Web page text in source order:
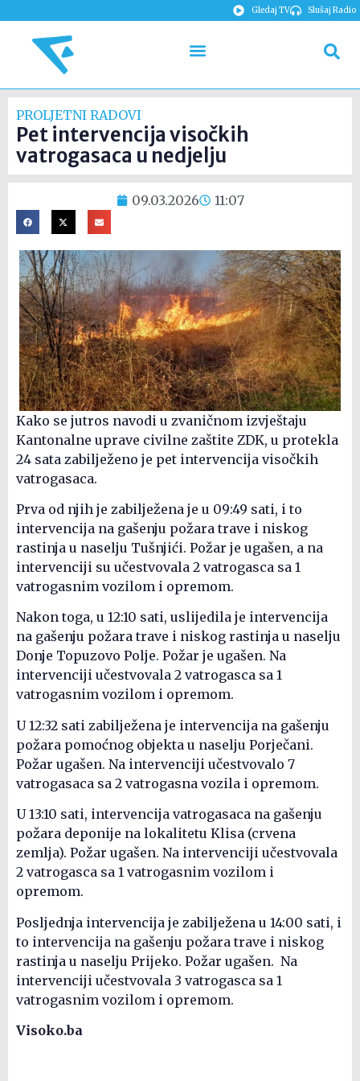
Gledaj TV Slušaj Radio
PROLJETNI RADOVI
Pet intervencija visočkih
vatrogasaca u nedjelju
09.03.2026 11:07
Kako se jutros navodi u zvaničnom izvještaju
Kantonalne uprave civilne zaštite ZDK, u protekla
24 sata zabilježeno je pet intervencija visočkih
vatrogasaca.
Prva od njih je zabilježena je u 09:49 sati, i to
intervencija na gašenju požara trave i niskog
rastinja u naselju Tušnjići. Požar je ugašen, a na
intervenciji su učestvovala 2 vatrogasca sa 1
vatrogasnim vozilom i opremom.
Nakon toga, u 12:10 sati, uslijedila je intervencija
na gašenju požara trave i niskog rastinja u naselju
Donje Topuzovo Polje. Požar je ugašen. Na
intervenciji učestvovala 2 vatrogasca sa 1
vatrogasnim vozilom i opremom.
U 12:32 sati zabilježena je intervencija na gašenju
požara pomoćnog objekta u naselju Porječani.
Požar ugašen. Na intervenciji učestvovalo 7
vatrogasaca sa 2 vatrogasna vozila i opremom.
U 13:10 sati, intervencija vatrogasaca na gašenju
požara deponije na lokalitetu Klisa (crvena
zemlja). Požar ugašen. Na intervenciji učestvovala
2 vatrogasca sa 1 vatrogasnim vozilom i
opremom.
Posljednja intervencija je zabilježena u 14:00 sati, i
to intervencija na gašenju požara trave i niskog
rastinja u naselju Prijeko. Požar ugašen. Na
intervenciji učestvovala 3 vatrogasca sa 1
vatrogasnim vozilom i opremom.
Visoko.ba